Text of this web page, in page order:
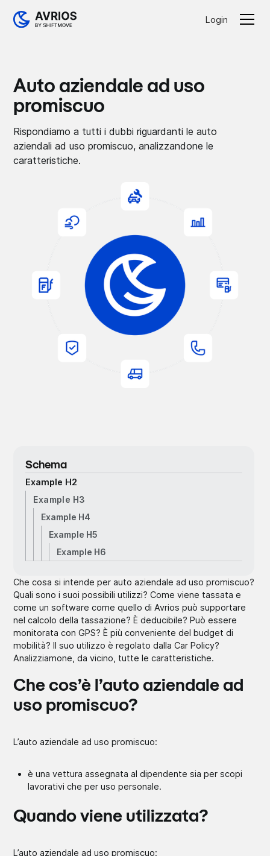
Login
Auto aziendale ad uso
promiscuo
Rispondiamo a tutti i dubbi riguardanti le auto
aziendali ad uso promiscuo, analizzandone le
caratteristiche.
Schema
Example H2
Example H3
Example H4
Example H5
Example H6
Che cosa si intende per auto aziendale ad uso promiscuo?
Quali sono i suoi possibili utilizzi? Come viene tassata e
come un software come quello di Avrios può supportare
nel calcolo della tassazione? È deducibile? Può essere
monitorata con GPS? È più conveniente del budget di
mobilità? Il suo utilizzo è regolato dalla Car Policy?
Analizziamone, da vicino, tutte le caratteristiche.
Che cos’è l’auto aziendale ad
uso promiscuo?
L’auto aziendale ad uso promiscuo:
è una vettura assegnata al dipendente sia per scopi
lavorativi che per uso personale.
Quando viene utilizzata?
L’auto aziendale ad uso promiscuo: